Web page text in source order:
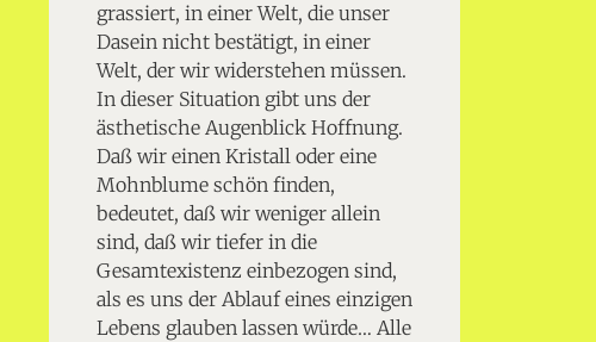
grassiert, in einer Welt, die unser
Dasein nicht bestätigt, in einer
Welt, der wir widerstehen müssen.
In dieser Situation gibt uns der
ästhetische Augenblick Hoffnung.
Daß wir einen Kristall oder eine
Mohnblume schön finden,
bedeutet, daß wir weniger allein
sind, daß wir tiefer in die
Gesamtexistenz einbezogen sind,
als es uns der Ablauf eines einzigen
Lebens glauben lassen würde… Alle